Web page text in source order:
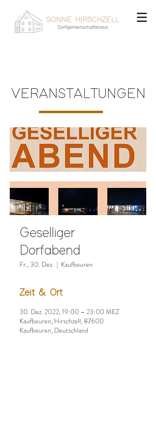
Geselliger
Dorfabend
Fr., 30. Dez.
  |
Kaufbeuren
Zeit & Ort
30. Dez. 2022, 19:00 – 23:00 MEZ
Kaufbeuren, Hirschzell, 87600
Kaufbeuren, Deutschland
VERANSTALTUNGEN